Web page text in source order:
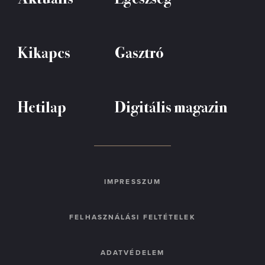
Kikapcs Gasztró
Hetilap Digitális magazin
IMPRESSZUM
FELHASZNÁLÁSI FELTÉTELEK
ADATVÉDELEM